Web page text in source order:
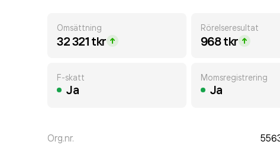
Omsättning
32 321 tkr
Rörelseresultat
968 tkr
F-skatt
Ja
Momsregistrering
Ja
Org.nr.